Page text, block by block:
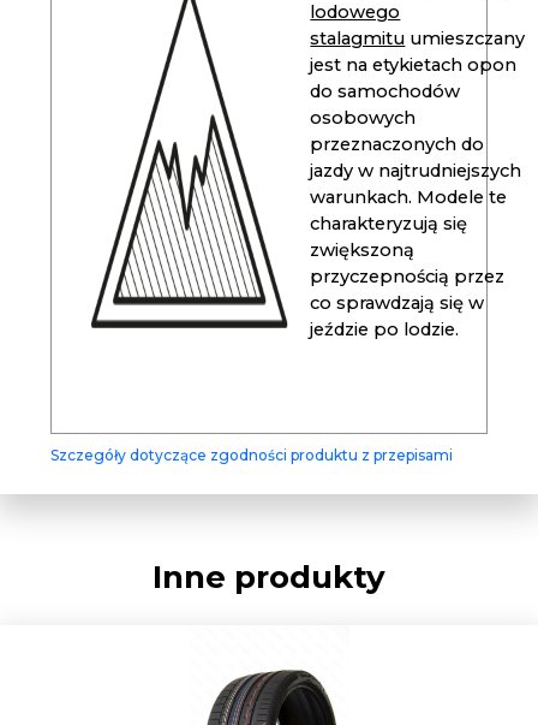
lodowego
stalagmitu umieszczany
jest na etykietach opon
do samochodów
osobowych
przeznaczonych do
jazdy w najtrudniejszych
warunkach. Modele te
charakteryzują się
zwiększoną
przyczepnością przez
co sprawdzają się w
jeździe po lodzie.
Szczegóły dotyczące zgodności produktu z przepisami
Inne produkty